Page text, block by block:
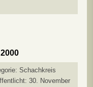
Schachkreis
30. November